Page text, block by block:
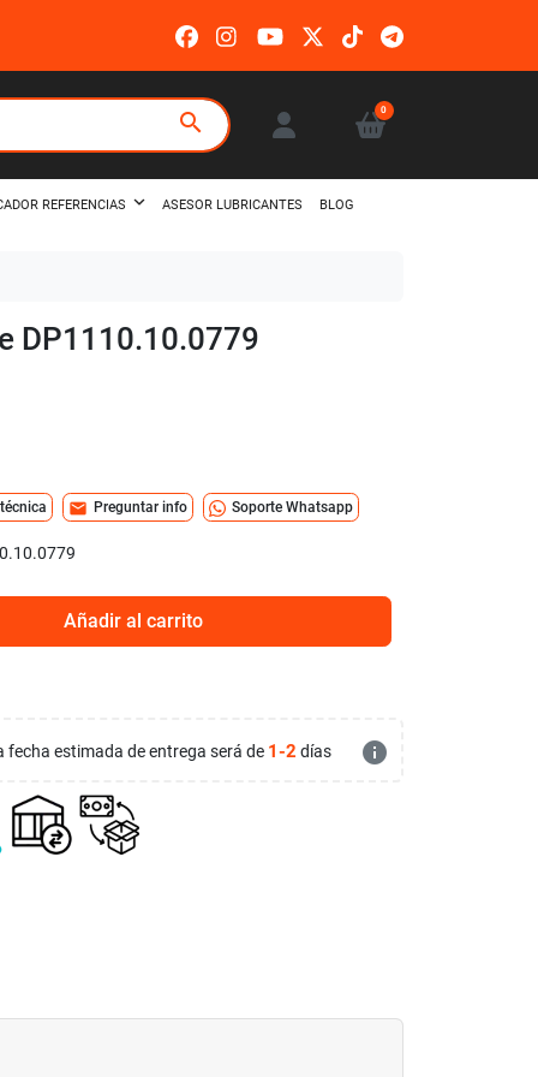
search 0
REFERENCIAS ASESOR LUBRICANTES BLOG
DP1110.10.0779
mail Preguntar info Soporte Whatsapp
Añadir al carrito
fecha estimada de entrega será de 1-2 días info